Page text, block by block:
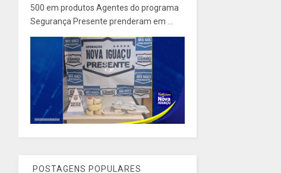
500 em produtos Agentes do programa
Segurança Presente prenderam em ...
POSTAGENS POPULARES